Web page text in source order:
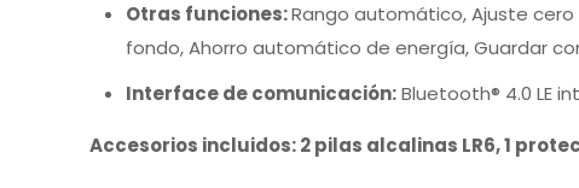
Otras funciones:Rango automático, Ajuste cero
fondo, Ahorro automático de energía, Guardar
Interface de comunicación:Bluetooth® 4.0 LE
Accesorios incluidos: 2 pilas alcalinas LR6, 1